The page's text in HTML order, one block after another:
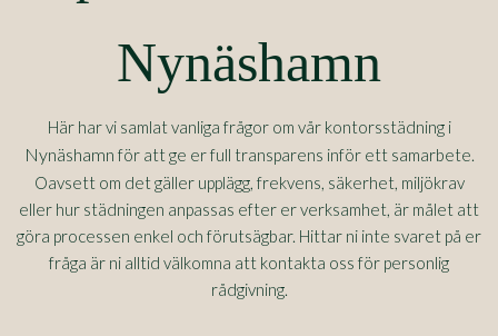
Nynäshamn
Här har vi samlat vanliga frågor om vår kontorsstädning i
Nynäshamn för att ge er full transparens inför ett samarbete.
Oavsett om det gäller upplägg, frekvens, säkerhet, miljökrav
eller hur städningen anpassas efter er verksamhet, är målet att
göra processen enkel och förutsägbar. Hittar ni inte svaret på er
fråga är ni alltid välkomna att kontakta oss för personlig
rådgivning.